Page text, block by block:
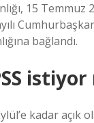
15 Temmuz
bağlandı.
istiyor
kadar açık